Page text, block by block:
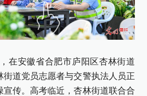
在安徽省合肥市庐阳区杏林街道
街道党员志愿者与交警执法人员正
宣传。高考临近，杏林街道联合合